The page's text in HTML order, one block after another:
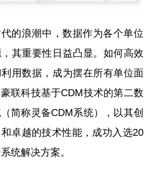
的浪潮中，数据作为各个单位
其重要性日益凸显。如何高效
用数据，成为摆在所有单位面
联科技基于CDM技术的第二数
简称灵备CDM系统），以其创
卓越的技术性能，成功入选20
统解决方案。